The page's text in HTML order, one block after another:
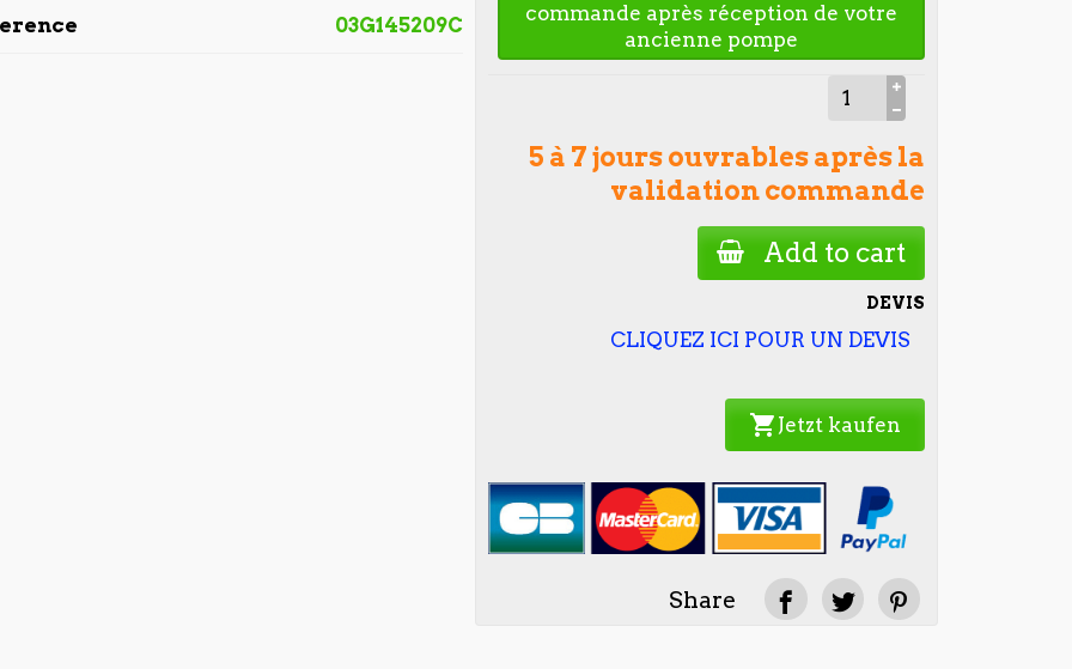
03G145209C
commande après réception de votre
ancienne pompe
5 à 7 jours ouvrables après la
validation commande
Add to cart
DEVIS
CLIQUEZ ICI POUR UN DEVIS
shopping_cart Jetzt kaufen
Share